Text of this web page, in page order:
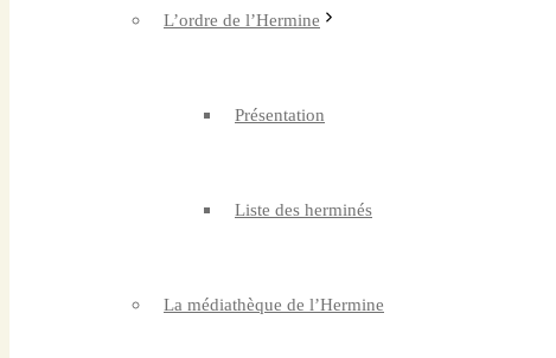
L’ordre de l’Hermine
Présentation
Liste des herminés
La médiathèque de l’Hermine